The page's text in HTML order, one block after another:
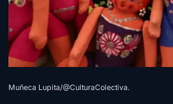
Muñeca Lupita/@CulturaColectiva.